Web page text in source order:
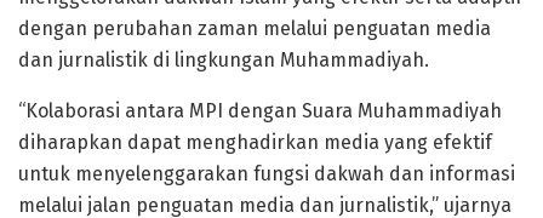
dengan perubahan zaman melalui penguatan media
dan jurnalistik di lingkungan Muhammadiyah.
“Kolaborasi antara MPI dengan Suara Muhammadiyah
diharapkan dapat menghadirkan media yang efektif
untuk menyelenggarakan fungsi dakwah dan informasi
melalui jalan penguatan media dan jurnalistik,” ujarnya